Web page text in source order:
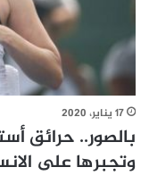
17 يناير، 2020
بالصور.. حرائق
وتجبرها على